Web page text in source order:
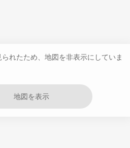
れたため、地図を非表示にしていま
地図を表示